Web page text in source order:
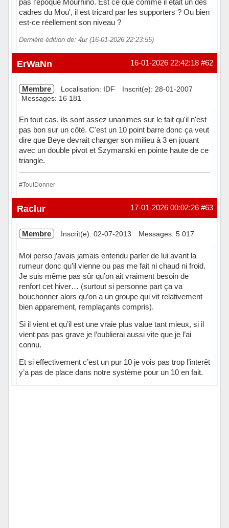
cadres du Mou', il est tricard par les supporters ? Ou bien
est-ce réellement son niveau ?
Dernière édition de: 4ur (16-01-2026 22:23:55)
Hors ligne #62
16-01-2026 22:42:18
ErWaNn
Membre Localisation: IDF
Inscrit(e): 28-01-2007
Messages: 16 181
En tout cas, ils sont assez unanimes sur le fait qu'il n'est
pas bon sur un côté. C'est un 10 point barre donc ça veut
dire que Beye devrait changer son milieu à 3 en jouant
avec un double pivot et Szymanski en pointe haute de ce
triangle.
#ToutDonner
Hors ligne #63
17-01-2026 00:02:26
Raclur
Membre Inscrit(e): 02-07-2013 Messages: 5 017
Moi perso j’avais jamais entendu parler de lui avant la
rumeur donc qu’il vienne ou pas me fait ni chaud ni froid.
Je suis même pas sûr qu’on ait vraiment besoin de
renfort cet hiver… (surtout si personne part ça va
bouchonner alors qu’on a un groupe qui vit relativement
bien apparement, remplaçants compris).
Si il vient et qu’il est une vraie plus value tant mieux, si il
vient pas pas grave je l’oublierai aussi vite que je l’ai
connu.
Et si effectivement c’est un pur 10 je vois pas trop l’interêt
y’a pas de place dans notre système pour un 10 en fait.